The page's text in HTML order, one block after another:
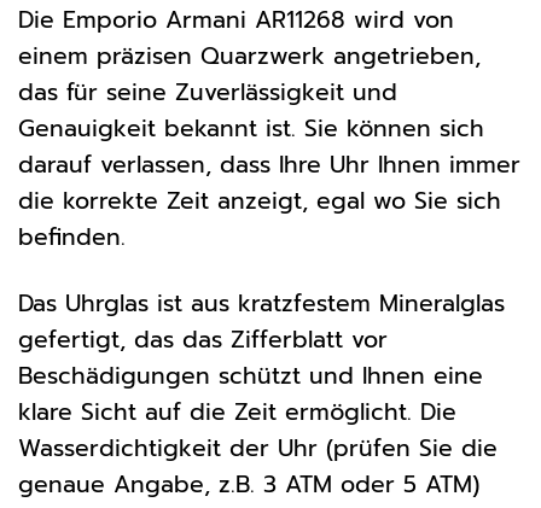
Die Emporio Armani AR11268 wird von
einem präzisen Quarzwerk angetrieben,
das für seine Zuverlässigkeit und
Genauigkeit bekannt ist. Sie können sich
darauf verlassen, dass Ihre Uhr Ihnen immer
die korrekte Zeit anzeigt, egal wo Sie sich
befinden.
Das Uhrglas ist aus kratzfestem Mineralglas
gefertigt, das das Zifferblatt vor
Beschädigungen schützt und Ihnen eine
klare Sicht auf die Zeit ermöglicht. Die
Wasserdichtigkeit der Uhr (prüfen Sie die
genaue Angabe, z.B. 3 ATM oder 5 ATM)